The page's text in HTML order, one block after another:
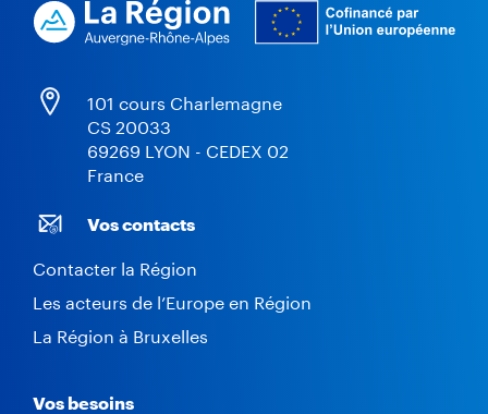
101 cours Charlemagne
CS 20033
69269 LYON - CEDEX 02
France
Vos contacts
Contacter la Région
Les acteurs de l’Europe en Région
La Région à Bruxelles
Vos besoins